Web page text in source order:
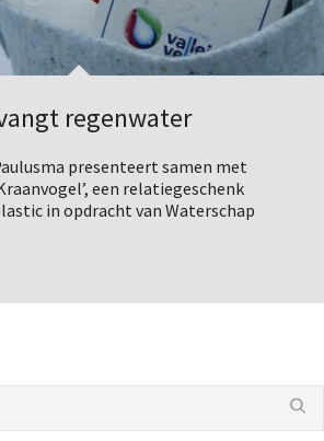
regenwater
presenteert samen met
een relatiegeschenk
in opdracht van Waterschap